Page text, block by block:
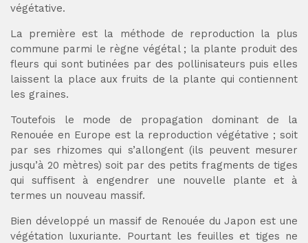
végétative.
La première est la méthode de reproduction la plus
commune parmi le règne végétal ; la plante produit des
fleurs qui sont butinées par des pollinisateurs puis elles
laissent la place aux fruits de la plante qui contiennent
les graines.
Toutefois le mode de propagation dominant de la
Renouée en Europe est la reproduction végétative ; soit
par ses rhizomes qui s’allongent (ils peuvent mesurer
jusqu’à 20 mètres) soit par des petits fragments de tiges
qui suffisent à engendrer une nouvelle plante et à
termes un nouveau massif.
Bien développé un massif de Renouée du Japon est une
végétation luxuriante. Pourtant les feuilles et tiges ne